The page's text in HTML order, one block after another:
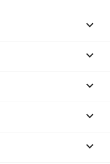




keyboard_arrow_down